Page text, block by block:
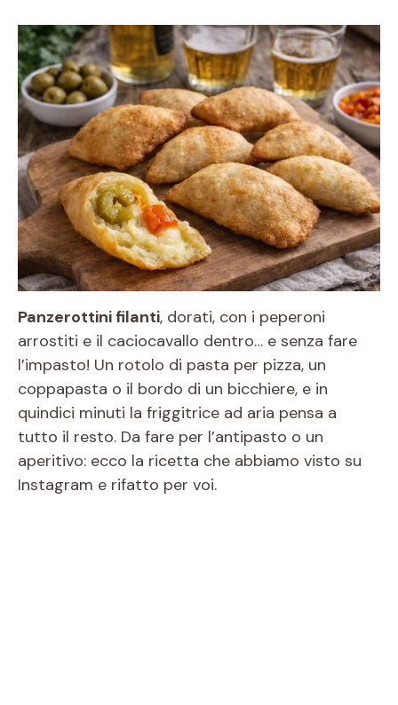
Panzerottini filanti, dorati, con i peperoni
arrostiti e il caciocavallo dentro… e senza fare
l’impasto! Un rotolo di pasta per pizza, un
coppapasta o il bordo di un bicchiere, e in
quindici minuti la friggitrice ad aria pensa a
tutto il resto. Da fare per l’antipasto o un
aperitivo: ecco la ricetta che abbiamo visto su
Instagram e rifatto per voi.